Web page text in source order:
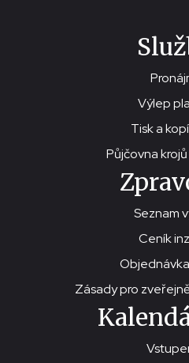
Výlep
Tisk a
Půjčovna
Seznam
Ceník
Zásady pro